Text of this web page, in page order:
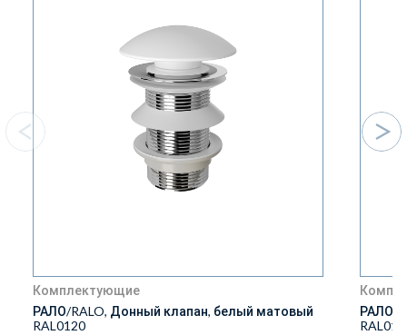
Комплектующие
РАЛО/RALO, Донный клапан, белый матовый
RAL0120
РАЛО/